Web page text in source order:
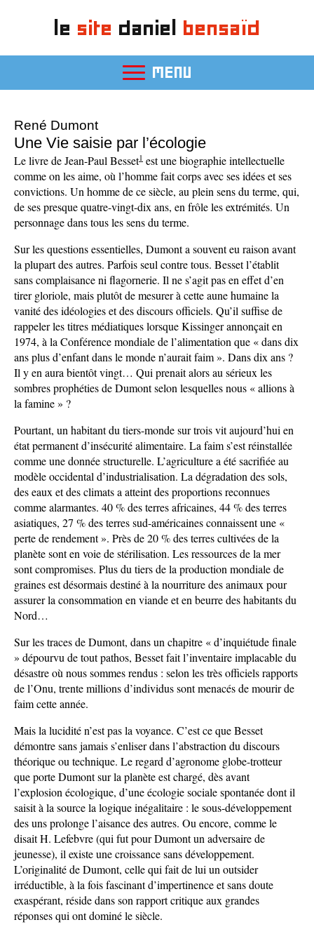
le site daniel bensaïd
MENU
René Dumont
Une Vie saisie par l’écologie
Le livre de Jean-Paul Besset1 est une biographie intellectuelle
comme on les aime, où l’homme fait corps avec ses idées et ses
convictions. Un homme de ce siècle, au plein sens du terme, qui,
de ses presque quatre-vingt-dix ans, en frôle les extrémités. Un
personnage dans tous les sens du terme.
Sur les questions essentielles, Dumont a souvent eu raison avant
la plupart des autres. Parfois seul contre tous. Besset l’établit
sans complaisance ni flagornerie. Il ne s’agit pas en effet d’en
tirer gloriole, mais plutôt de mesurer à cette aune humaine la
vanité des idéologies et des discours officiels. Qu’il suffise de
rappeler les titres médiatiques lorsque Kissinger annonçait en
1974, à la Conférence mondiale de l’alimentation que « dans dix
ans plus d’enfant dans le monde n’aurait faim ». Dans dix ans ?
Il y en aura bientôt vingt… Qui prenait alors au sérieux les
sombres prophéties de Dumont selon lesquelles nous « allions à
la famine » ?
Pourtant, un habitant du tiers-monde sur trois vit aujourd’hui en
état permanent d’insécurité alimentaire. La faim s’est réinstallée
comme une donnée structurelle. L’agriculture a été sacrifiée au
modèle occidental d’industrialisation. La dégradation des sols,
des eaux et des climats a atteint des proportions reconnues
comme alarmantes. 40 % des terres africaines, 44 % des terres
asiatiques, 27 % des terres sud-américaines connaissent une «
perte de rendement ». Près de 20 % des terres cultivées de la
planète sont en voie de stérilisation. Les ressources de la mer
sont compromises. Plus du tiers de la production mondiale de
graines est désormais destiné à la nourriture des animaux pour
assurer la consommation en viande et en beurre des habitants du
Nord…
Sur les traces de Dumont, dans un chapitre « d’inquiétude finale
» dépourvu de tout pathos, Besset fait l’inventaire implacable du
désastre où nous sommes rendus : selon les très officiels rapports
de l’Onu, trente millions d’individus sont menacés de mourir de
faim cette année.
Mais la lucidité n’est pas la voyance. C’est ce que Besset
démontre sans jamais s’enliser dans l’abstraction du discours
théorique ou technique. Le regard d’agronome globe-trotteur
que porte Dumont sur la planète est chargé, dès avant
l’explosion écologique, d’une écologie sociale spontanée dont il
saisit à la source la logique inégalitaire : le sous-développement
des uns prolonge l’aisance des autres. Ou encore, comme le
disait H. Lefebvre (qui fut pour Dumont un adversaire de
jeunesse), il existe une croissance sans développement.
L’originalité de Dumont, celle qui fait de lui un outsider
irréductible, à la fois fascinant d’impertinence et sans doute
exaspérant, réside dans son rapport critique aux grandes
réponses qui ont dominé le siècle.